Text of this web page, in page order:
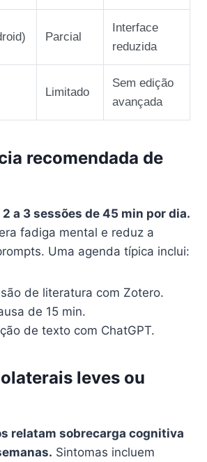
Parcial
Interface
reduzida
Limitado
Sem edição
avançada
recomendada de
2 a 3 sessões de 45 min por dia.
fadiga mental e reduz a
Uma agenda típica inclui:
de literatura com Zotero.
de 15 min.
de texto com ChatGPT.
leves ou
relatam sobrecarga cognitiva
Sintomas incluem